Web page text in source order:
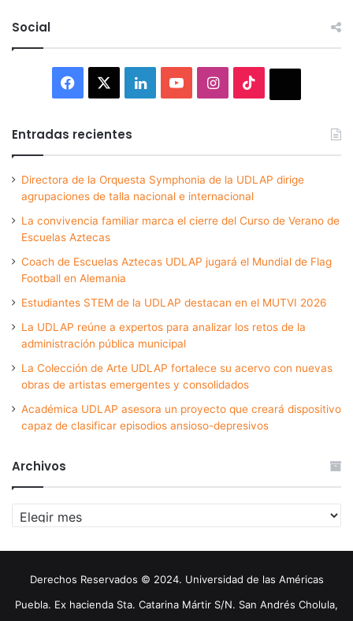
Social
Facebook LinkedInYouTubeInstagram
Entradas recientes
Directora de la Orquesta Symphonia de la UDLAP dirige
agrupaciones de talla nacional e internacional
La convivencia familiar marca el cierre del Curso de Verano de
Escuelas Aztecas
Coach de Escuelas Aztecas UDLAP jugará el Mundial de Flag
Football en Alemania
Estudiantes STEM de la UDLAP destacan en el MUTVI 2026
La UDLAP reúne a expertos para analizar los retos de la
administración pública municipal
La Colección de Arte UDLAP fortalece su acervo con nuevas
obras de artistas emergentes y consolidados
Académica UDLAP asesora un proyecto que creará dispositivo
capaz de clasificar episodios ansioso-depresivos
Archivos
Archivos
Derechos Reservados © 2024. Universidad de las Américas
Puebla. Ex hacienda Sta. Catarina Mártir S/N. San Andrés Cholula,